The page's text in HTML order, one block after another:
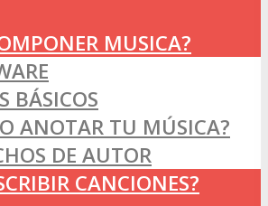
MUSICA?
BÁSICOS
ANOTAR TU MÚSICA?
DE AUTOR
CANCIONES?